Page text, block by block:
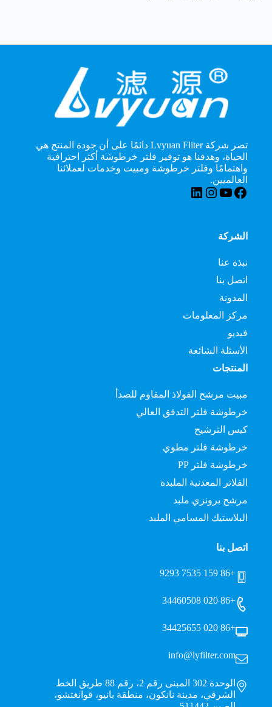
تصر شركة Lvyuan Fliter دائمًا على أن جودة المنتج هي
الحياة، وهدفنا هو توفير فلتر خرطوشة أكثر احترافية
واهتمامًا وفلتر خرطوشة ومبيت وخدمات لعملائنا
العالميين.
فيسبوك
يوتيوب
انستقرام
لينكد إن
الشركة
نبذة عنا
اتصل بنا
المدونة
مركز المعلومات
فيديو
الأسئلة الشائعة
المنتجات
مبيت مرشح الفولاذ المقاوم للصدأ
خرطوشة فلتر التدفق العالي
كيس الترشيح
خرطوشة فلتر مطوي
خرطوشة فلتر PP
الفلاتر المعدنية الملبدة
مرشح برونزي ملبد
البلاستيك المسامي الملبد
اتصل بنا
+86 159 7535 9293
+86 020 34460508
+86 020 34425655
info@lyfilter.com
الوحدة 302 المبنى رقم 2، رقم 88 طريق الخط
الشرقي، مدينة نانكون، منطقة بانيو، قوانغتشو،